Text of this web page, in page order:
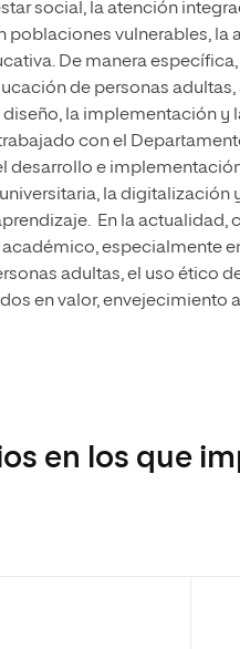
social, la atención
poblaciones vulnerables,
De manera
de personas
la implementación y
con el
desarrollo e
la
En la actualidad,
especialmente
adultas, el uso ético
en valor,
en los que